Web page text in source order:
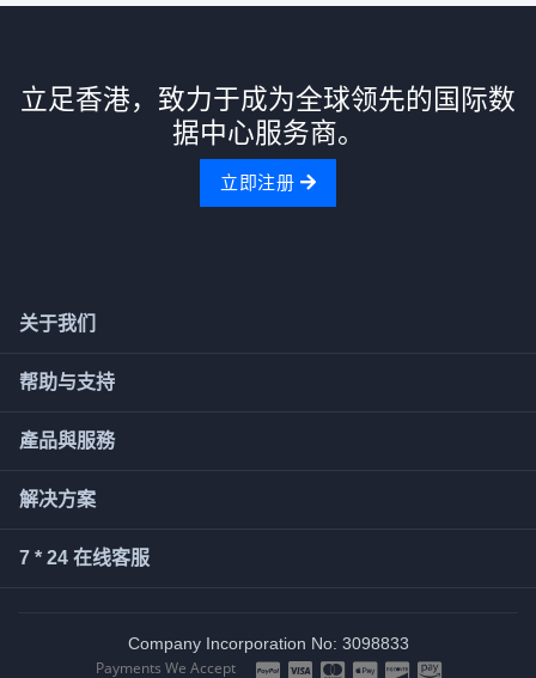
立足香港，致力于成为全球领先的国际数
据中心服务商。
立即注册
关于我们
帮助与支持
產品與服務
解决方案
7 * 24 在线客服
Company Incorporation No: 3098833
Payments We Accept